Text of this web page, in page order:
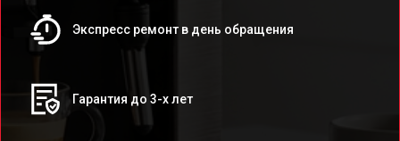
Экспресс ремонт в день обращения
Гарантия до 3-х лет